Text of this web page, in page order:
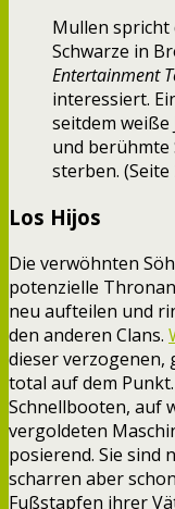
Mullen spricht
Schwarze in
Entertainment
interessiert.
seitdem weiße
und berühmte
sterben. (Seite
Los Hijos
Die verwöhnten
potenzielle
neu aufteilen und
den anderen Clans.
dieser verzogenen,
total auf dem
Schnellbooten, auf
vergoldeten
posierend. Sie sind
scharren aber
Fußstapfen ihrer